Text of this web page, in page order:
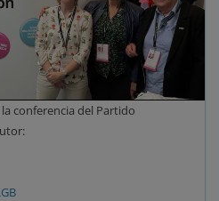
conferencia del Partido